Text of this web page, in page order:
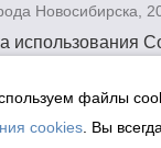
Новосибирска,
использования
информационных
поддержка
файлы
cookies . Вы